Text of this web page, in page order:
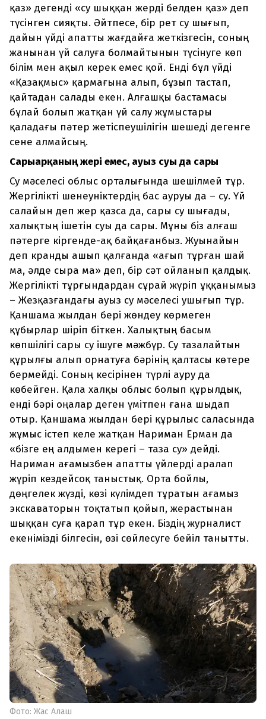
қаз» дегенді «су шыққан жерді белден қаз» деп
түсінген сияқты. Әйтпесе, бір рет су шығып,
дайын үйді апатты жағдайға жеткізгесін, соның
жанынан үй салуға болмайтынын түсінуге көп
білім мен ақыл керек емес қой. Енді бұл үйді
«Қазақмыс» қармағына алып, бұзып тастап,
қайтадан салады екен. Алғашқы бастамасы
бұлай болып жатқан үй салу жұмыстары
қаладағы пәтер жетіспеушілігін шешеді дегенге
сене алмайсың.
Сарыарқаның жері емес, ауыз суы да сары
Су мәселесі облыс орталығында шешілмей тұр.
Жергілікті шенеуніктердің бас ауруы да – су. Үй
салайын деп жер қазса да, сары су шығады,
халықтың ішетін суы да сары. Мұны біз алғаш
пәтерге кіргенде-ақ байқағанбыз. Жуынайын
деп кранды ашып қалғанда «ағып тұрған шай
ма, әлде сыра ма» деп, бір сәт ойланып қалдық.
Жергілікті тұрғындардан сұрай жүріп ұққанымыз
– Жезқазғандағы ауыз су мәселесі ушығып тұр.
Қаншама жылдан бері жөндеу көрмеген
құбырлар шіріп біткен. Халықтың басым
көпшілігі сары су ішуге мәжбүр. Су тазалайтын
құрылғы алып орнатуға бәрінің қалтасы көтере
бермейді. Соның кесірінен түрлі ауру да
көбейген. Қала халқы облыс болып құрылдық,
енді бәрі оңалар деген үмітпен ғана шыдап
отыр. Қаншама жылдан бері құрылыс саласында
жұмыс істеп келе жатқан Нариман Ерман да
«бізге ең алдымен керегі – таза су» дейді.
Нариман ағамызбен апатты үйлерді аралап
жүріп кездейсоқ таныстық. Орта бойлы,
дөңгелек жүзді, көзі күлімдеп тұратын ағамыз
экскаваторын тоқтатып қойып, жерастынан
шыққан суға қарап тұр екен. Біздің журналист
екенімізді білгесін, өзі сөйлесуге бейіл танытты.
Фото: Жас Алаш